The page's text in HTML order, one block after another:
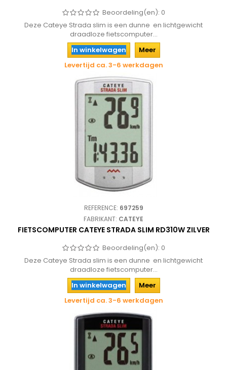
Beoordeling(en): 0
Deze Cateye Strada slim is een dunne en lichtgewicht
draadloze fietscomputer...
In winkelwagen
Meer
Levertijd ca. 3-6 werkdagen
REFERENCE: 697259
FABRIKANT: CATEYE
FIETSCOMPUTER CATEYE STRADA SLIM RD310W ZILVER
Beoordeling(en): 0
Deze Cateye Strada slim is een dunne en lichtgewicht
draadloze fietscomputer...
In winkelwagen
Meer
Levertijd ca. 3-6 werkdagen